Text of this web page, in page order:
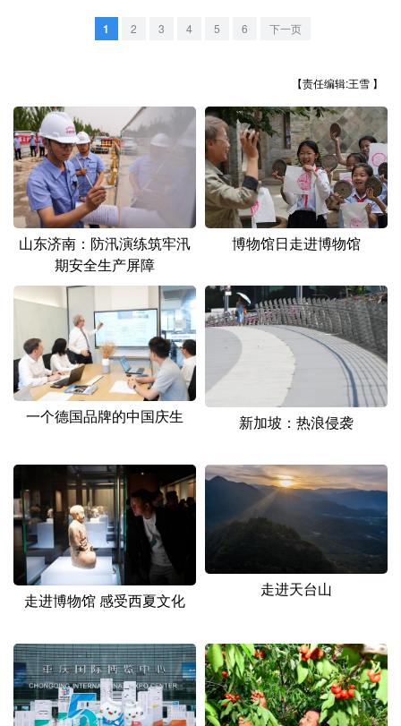
多语种频道
English Español Français عربى
Русский язык 日本語 한국어
Deutsch Português
1 2 3 4 5 6 下一页
【责任编辑:王雪 】
山东济南：防汛演练筑牢汛
期安全生产屏障
博物馆日走进博物馆
一个德国品牌的中国庆生 新加坡：热浪侵袭
走进博物馆 感受西夏文化
走进天台山